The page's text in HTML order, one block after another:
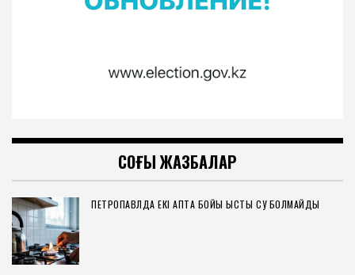
СОҢҒЫ ЖАЗБАЛАР
ПЕТРОПАВЛДА ЕКІ АПТА БОЙЫ ЫСТЫҚ СУ БОЛМАЙДЫ